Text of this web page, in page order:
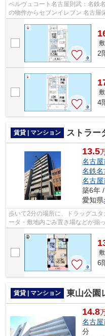
ベルヴュコート名古屋則武：名鉄
の物件からセブンイレブン 名古屋
2
4
賃貸 | マンション ストラー
13.5
名古
名鉄
名古
築6年
愛知県
歩いて2分の場所に、ドラッグユ
ータ・敷地内ごみ置き場などが揃
6
賃貸 | マンション 東山公園
14.8
名古
分